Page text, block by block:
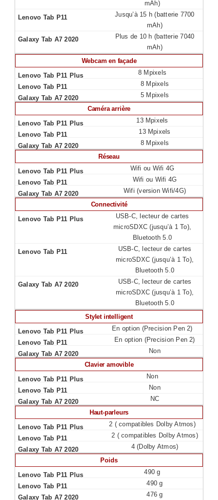
mAh)
Jusqu’à 15 h (batterie 7700
mAh)
Plus de 10 h (batterie 7040
mAh)
Webcam en façade
8 Mpixels
8 Mpixels
5 Mpixels
Caméra arrière
13 Mpixels
13 Mpixels
8 Mpixels
Réseau
Wifi ou Wifi 4G
Wifi ou Wifi 4G
Wifi (version Wifi/4G)
Connectivité
USB-C, lecteur de cartes
microSDXC (jusqu’à 1 To),
Bluetooth 5.0
USB-C, lecteur de cartes
microSDXC (jusqu’à 1 To),
Bluetooth 5.0
USB-C, lecteur de cartes
microSDXC (jusqu’à 1 To),
Bluetooth 5.0
Stylet intelligent
En option (Precision Pen 2)
En option (Precision Pen 2)
Non
Clavier amovible
Non
Non
NC
Haut-parleurs
2 ( compatibles Dolby Atmos)
2 ( compatibles Dolby Atmos)
4 (Dolby Atmos)
Poids
490 g
490 g
476 g